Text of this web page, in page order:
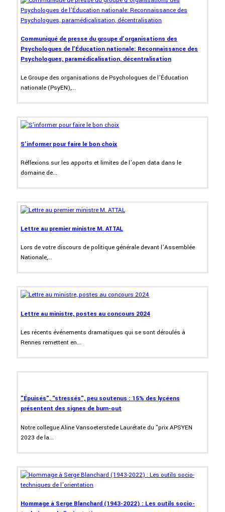
Communiqué de presse du groupe d’organisations des
Psychologues de l’Éducation nationale: Reconnaissance des
Psychologues, paramédicalisation, décentralisation
Le Groupe des organisations de Psychologues de l’Éducation
nationale (PsyEN),...
S'informer pour faire le bon choix
Réflexions sur les apports et limites de l’open data dans le
domaine de...
Lettre au premier ministre M. ATTAL
Lors de votre discours de politique générale devant l’Assemblée
Nationale,...
Lettre au ministre, postes au concours 2024
Les récents événements dramatiques qui se sont déroulés à
Rennes remettent en...
"Épuisés", "stressés", peu soutenus : 15% des lycéens
présentent des signes de burn-out
Notre collegue Aline Vansoeterstede Laurétate du "prix APSYEN
2023 de la...
Hommage à Serge Blanchard (1943-2022) : Les outils socio-